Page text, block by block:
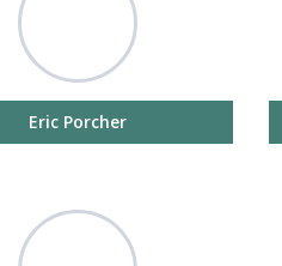
Eric Porcher